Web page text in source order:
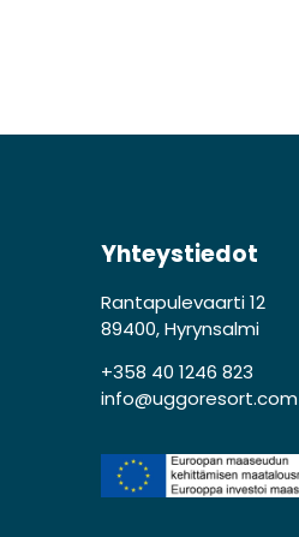
Yhteystiedot
Rantapulevaarti 12
89400, Hyrynsalmi
+358 40 1246 823
info@uggoresort.com